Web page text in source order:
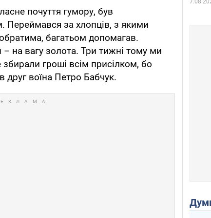
почуття гумору, був
Переймався за хлопців, з якими
багатьом допомагав.
на вагу золота. Три тижні тому ми
гроші всім присілком, бо
друг воїна Петро Бабчук.